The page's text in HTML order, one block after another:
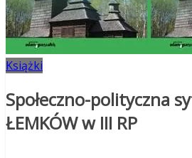
Książki
Społeczno-polityczna
ŁEMKÓW w III RP